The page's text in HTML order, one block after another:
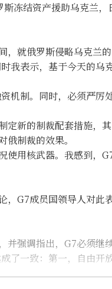
冻结资产援助乌克兰
就俄罗斯侵略乌克兰的
我表示，基于今天的乌
机制。同时，必须严厉
新的制裁配套措施，
制裁的效果。
用核武器。我感到，
，G7成员国领导人对此
强调指出，G7必须继
一致：第一，自由开